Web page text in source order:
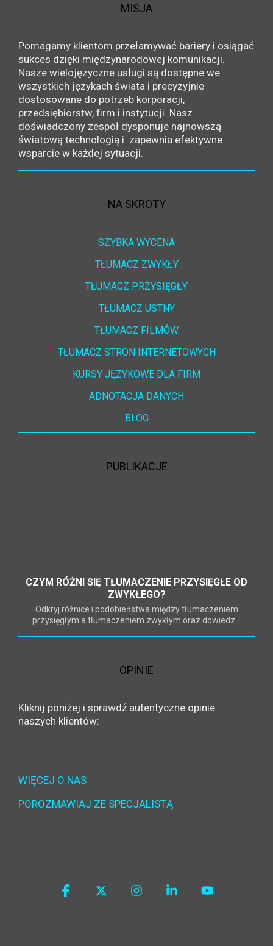
MISJA
Pomagamy klientom przełamywać bariery i osiągać
sukces dzięki międzynarodowej komunikacji.
Nasze wielojęzyczne usługi są dostępne we
wszystkich językach świata i precyzyjnie
dostosowane do potrzeb korporacji,
przedsiębiorstw, firm i instytucji. Nasz
doświadczony zespół dysponuje najnowszą
światową technologią i zapewnia efektywne
wsparcie w każdej sytuacji.
NA SKRÓTY
SZYBKA WYCENA
TŁUMACZ ZWYKŁY
TŁUMACZ PRZYSIĘGŁY
TŁUMACZ USTNY
TŁUMACZ FILMÓW
TŁUMACZ STRON INTERNETOWYCH
KURSY JĘZYKOWE DLA FIRM
ADNOTACJA DANYCH
BLOG
PUBLIKACJE
CZYM RÓŻNI SIĘ TŁUMACZENIE PRZYSIĘGŁE OD
ZWYKŁEGO?
Odkryj różnice i podobieństwa między tłumaczeniem
przysięgłym a tłumaczeniem zwykłym oraz dowiedz...
OPINIE
Kliknij poniżej i sprawdź autentyczne opinie
naszych klientów:
WIĘCEJ O NAS
POROZMAWIAJ ZE SPECJALISTĄ
Facebook InstagramLinkedin